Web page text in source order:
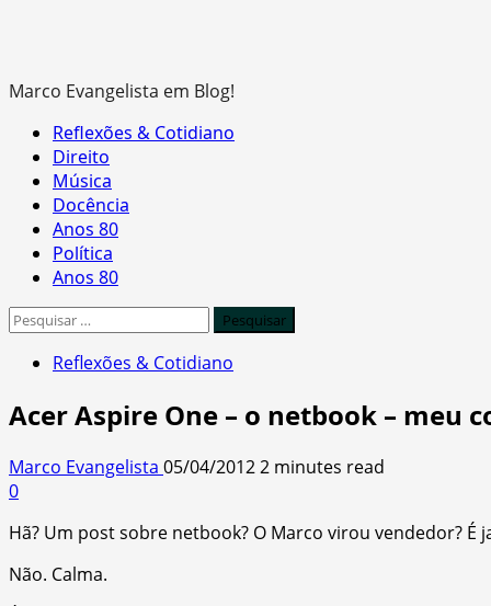
Marco Evangelista em Blog!
Primary
Menu
Reflexões & Cotidiano
Direito
Música
Docência
Anos 80
Política
Anos 80
Pesquisar
Reflexões & Cotidiano
Acer Aspire One – o netbook – meu
Marco Evangelista 05/04/20122 minutes read
0
Hã? Um post sobre netbook? O Marco virou vendedor? É
Não. Calma.